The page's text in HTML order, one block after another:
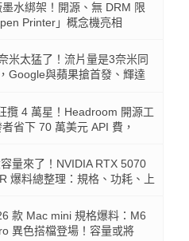
水綁架！開源、無 DRM 限
Printer」概念機亮相
米太猛了！流片量是3奈米同
Google與蘋果搶首發、輝達
攬 4 萬星！Headroom 開源工
省下 70 萬美元 API 費，
量來了！NVIDIA RTX 5070
爆料總整理：規格、功耗、上
款 Mac mini 規格爆料：M6
異色搭檔登場！容量或將